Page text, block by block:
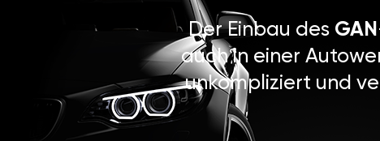
Der Einbau des GAN
auch in einer
unkompliziert und